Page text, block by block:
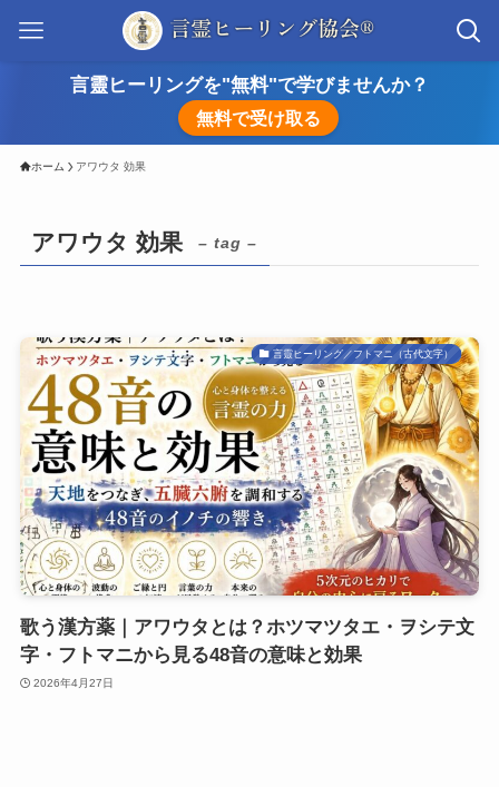
言靈ヒーリングを"無料"で学びませんか？
無料で受け取る
ホーム アワウタ 効果
アワウタ 効果 – tag –
言靈ヒーリング／フトマニ（古代文字）
歌う漢方薬｜アワウタとは？ホツマツタエ・ヲシテ文
字・フトマニから見る48音の意味と効果
2026年4月27日